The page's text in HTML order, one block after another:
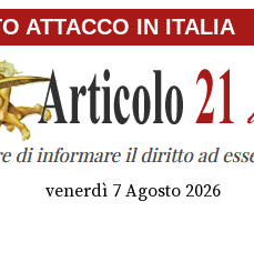
ATTACCO IN ITALIA
venerdì 7 Agosto 2026